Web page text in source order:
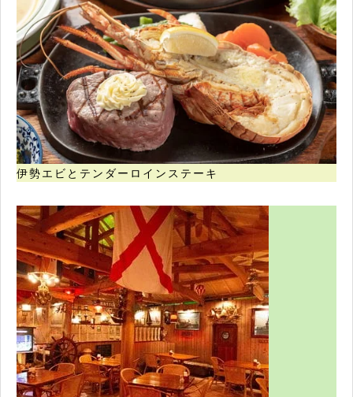
伊勢エビとテンダーロインステーキ